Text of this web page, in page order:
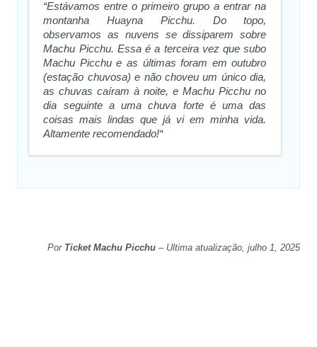
“Estávamos entre o primeiro grupo a entrar na
montanha Huayna Picchu. Do topo,
observamos as nuvens se dissiparem sobre
Machu Picchu. Essa é a terceira vez que subo
Machu Picchu e as últimas foram em outubro
(estação chuvosa) e não choveu um único dia,
as chuvas caíram à noite, e Machu Picchu no
dia seguinte a uma chuva forte é uma das
coisas mais lindas que já vi em minha vida.
Altamente recomendado!“
Por Ticket Machu Picchu– Ultima atualização, julho 1, 2025